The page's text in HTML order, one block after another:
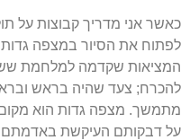
כאשר אני מדריך קבוצות על
לפתוח את הסיור במצפה גדות
המציאות שקדמה למלחמת
להכרח; צעד שהיה בראש
מתמשך. מצפה גדות הוא מקום
על דבקותם העיקשת באדמתם